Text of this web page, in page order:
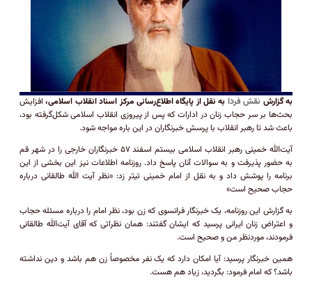
به گزارش نقش فردا به نقل از پایگاه اطلاع‌رسانی مرکز اسناد انقلاب اسلامی،افزایش
بحث‌ها بر سر حجاب زنان در ادارات که پس از پیروزی انقلاب اسلامی شکل‌گرفته بود،
باعث شد تا رهبر انقلاب با پرسش خبرنگاران در این باره مواجه شود.
آیت‌الله خمینی رهبر انقلاب اسلامی بیستم اسفند ۵۷ خبرنگاران خارجی را در شهر قم
به حضور پذیرفت و به سوالات آنان پاسخ داد. روزنامه اطلاعات نیز این بخشی از این
برنامه را پوشش داد و به نقل از امام خمینی تیتر زد: «نظر آیت الله طالقانی درباره
حجاب صحیح است»
به گزارش این روزنامه، یک خبرنگار فرانسوی که زن بود، نظر امام را درباره مسئله حجاب
و اعتراض زنان ایرانی پرسید که ایشان گفتند: همان نظراتی که آقای آیت‌الله طالقانی
فرمودند، موردنظر من و صحیح است.
همین خبرنگار پرسید: آیا امکان دارد که یک نفر مخصوصاً زن هم باشد و دین نداشته
باشد؟ که امام فرمود: بگردید، زیاد هم هست.